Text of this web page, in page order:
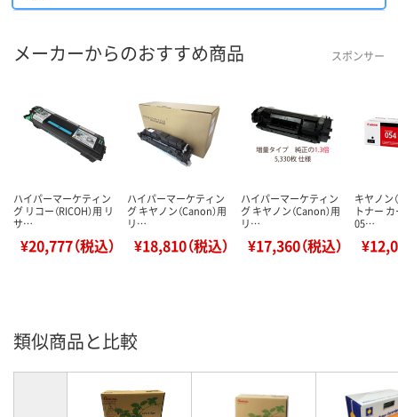
メーカーからのおすすめ商品 スポンサー
ハイパーマーケティン
グ リコー（RICOH）用 リ
サ…
¥20,777（税込）
ハイパーマーケティン
グ キヤノン（Canon）用
リ…
¥18,810（税込）
ハイパーマーケティン
グ キヤノン（Canon）用
リ…
¥17,360（税込）
キヤノン
トナー
05…
類似商品と比較